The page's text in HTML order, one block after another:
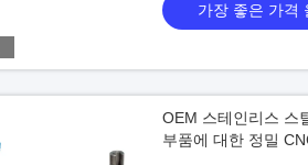
가장 좋은 가격
OEM 스테인리스 스
부품에 대한 정밀